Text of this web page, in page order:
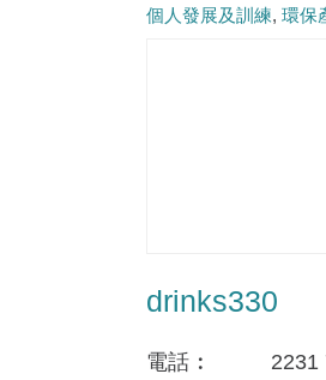
個人發展及訓練 環保
drinks330
電話
2231